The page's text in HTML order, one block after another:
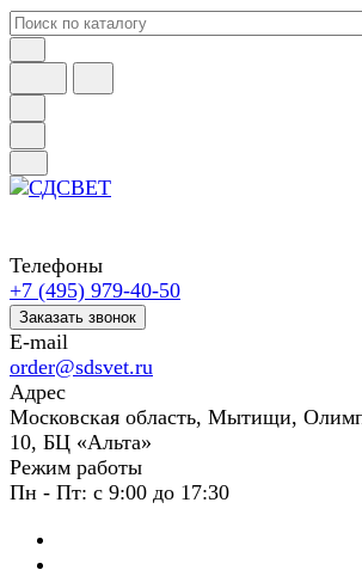
Телефоны
+7 (495) 979-40-50
Заказать звонок
E-mail
order@sdsvet.ru
Адрес
Московская область, Мытищи,
10, БЦ «Альта»
Режим работы
Пн - Пт: с 9:00 до 17:30